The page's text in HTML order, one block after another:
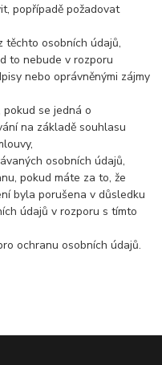
popřípadě požadovat
těchto osobních údajů,
to nebude v rozporu
nebo oprávněnými zájmy
se jedná o
na základě souhlasu
osobních údajů,
pokud máte za to, že
byla porušena v důsledku
údajů v rozporu s tímto
ochranu osobních údajů.